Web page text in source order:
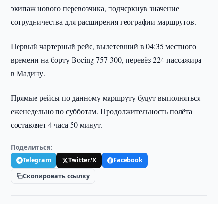
экипаж нового перевозчика, подчеркнув значение
сотрудничества для расширения географии маршрутов.
Первый чартерный рейс, вылетевший в 04:35 местного
времени на борту Boeing 757-300, перевёз 224 пассажира
в Мадину.
Прямые рейсы по данному маршруту будут выполняться
еженедельно по субботам. Продолжительность полёта
составляет 4 часа 50 минут.
Поделиться:
Telegram Twitter/X
Facebook
Скопировать ссылку